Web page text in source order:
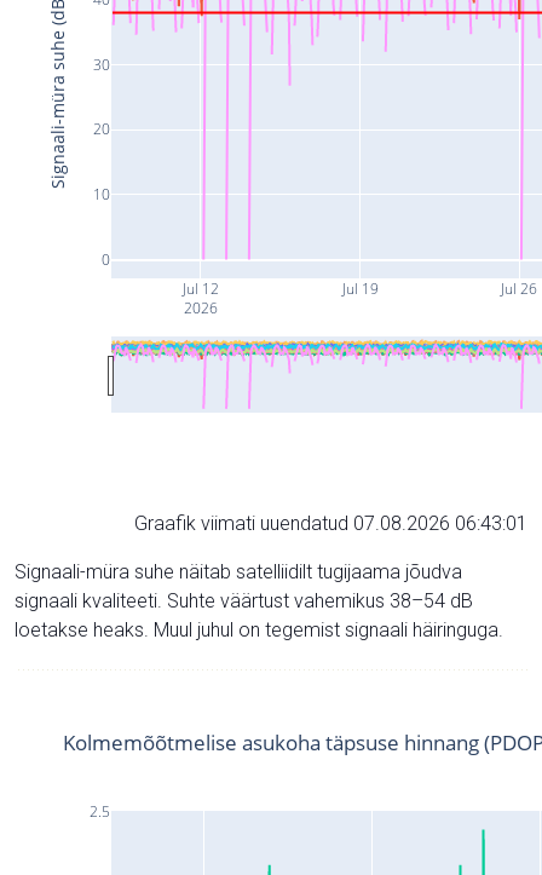
Jul 12
2026
Jul 19 Jul 26
0
10
20
30
Signaali-müra suhe (dB)
Graafik viimati uuendatud 07.08.2026 06:43:01
Signaali-müra suhe näitab satelliidilt tugijaama jõudva
signaali kvaliteeti. Suhte väärtust vahemikus 38–54 dB
loetakse heaks. Muul juhul on tegemist signaali häiringuga.
2.5
Kolmemõõtmelise asukoha täpsuse hinnang